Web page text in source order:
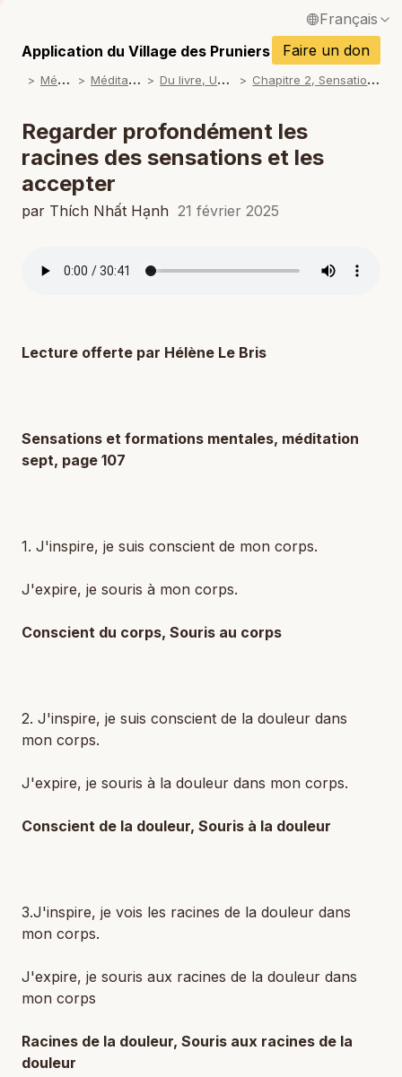
Français
English / Anglais
Español / Espagnol
Deutsch / Allemand
Italiano / Italien
ภาษาไทย / Thaï
Application du Village des Pruniers
Faire un don
M
éditations M
éditations guidées D
u livre, Un lotus s'épanouit C
hapitre 2, Sensations et formations mentales
Regarder profondément les
racines des sensations et les
accepter
par Thích Nhất Hạnh 21 février 2025
Lecture offerte par Hélène Le Bris
Sensations et formations mentales, méditation
sept, page 107
1. J'inspire, je suis conscient de mon corps.
J'expire, je souris à mon corps.
Conscient du corps, Souris au corps
2. J'inspire, je suis conscient de la douleur dans
mon corps.
J'expire, je souris à la douleur dans mon corps.
Conscient de la douleur, Souris à la douleur
3.J'inspire, je vois les racines de la douleur dans
mon corps.
J'expire, je souris aux racines de la douleur dans
mon corps
Racines de la douleur, Souris aux racines de la
douleur